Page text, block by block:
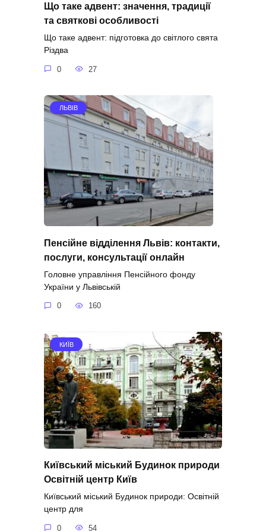
Що таке адвент: значення, традиції
та святкові особливості
Що таке адвент: підготовка до світлого свята
Різдва
0 27
ЛЬВІВ
Пенсійне відділення Львів: контакти,
послуги, консультації онлайн
Головне управління Пенсійного фонду
України у Львівській
0 160
КИЇВ
Київський міський Будинок природи
Освітній центр Київ
Київський міський Будинок природи: Освітній
центр для
0 54